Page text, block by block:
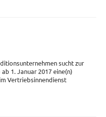
sucht zur
1. Januar 2017 eine(n)
Vertriebsinnendienst